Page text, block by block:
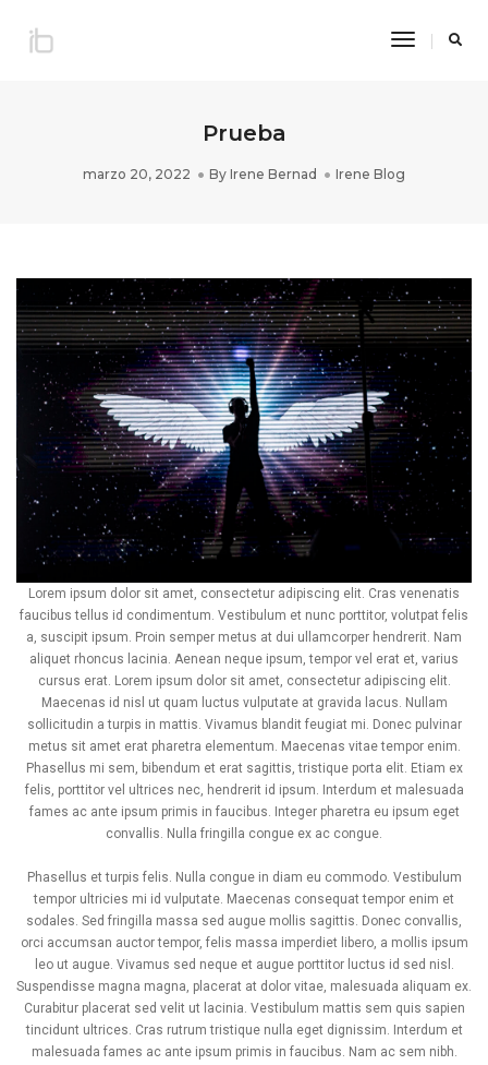
Toggle
Prueba
marzo 20, 2022 By Irene Bernad Irene Blog
Lorem ipsum dolor sit amet, consectetur adipiscing elit. Cras venenatis
faucibus tellus id condimentum. Vestibulum et nunc porttitor, volutpat felis
a, suscipit ipsum. Proin semper metus at dui ullamcorper hendrerit. Nam
aliquet rhoncus lacinia. Aenean neque ipsum, tempor vel erat et, varius
cursus erat. Lorem ipsum dolor sit amet, consectetur adipiscing elit.
Maecenas id nisl ut quam luctus vulputate at gravida lacus. Nullam
sollicitudin a turpis in mattis. Vivamus blandit feugiat mi. Donec pulvinar
metus sit amet erat pharetra elementum. Maecenas vitae tempor enim.
Phasellus mi sem, bibendum et erat sagittis, tristique porta elit. Etiam ex
felis, porttitor vel ultrices nec, hendrerit id ipsum. Interdum et malesuada
fames ac ante ipsum primis in faucibus. Integer pharetra eu ipsum eget
convallis. Nulla fringilla congue ex ac congue.
Phasellus et turpis felis. Nulla congue in diam eu commodo. Vestibulum
tempor ultricies mi id vulputate. Maecenas consequat tempor enim et
sodales. Sed fringilla massa sed augue mollis sagittis. Donec convallis,
orci accumsan auctor tempor, felis massa imperdiet libero, a mollis ipsum
leo ut augue. Vivamus sed neque et augue porttitor luctus id sed nisl.
Suspendisse magna magna, placerat at dolor vitae, malesuada aliquam ex.
Curabitur placerat sed velit ut lacinia. Vestibulum mattis sem quis sapien
tincidunt ultrices. Cras rutrum tristique nulla eget dignissim. Interdum et
malesuada fames ac ante ipsum primis in faucibus. Nam ac sem nibh.